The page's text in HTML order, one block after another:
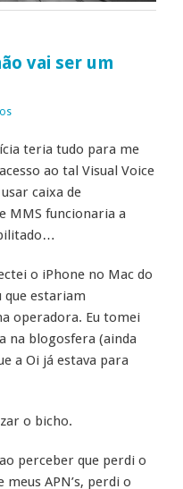
vai ser um
teria tudo para me
ao tal Visual Voice
caixa de
MMS funcionaria a
o iPhone no Mac do
estariam
operadora. Eu tomei
na blogosfera (ainda
a Oi já estava para
o bicho.
perceber que perdi o
APN’s, perdi o